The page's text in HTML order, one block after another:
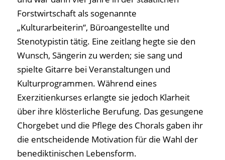
Forstwirtschaft als sogenannte
„Kulturarbeiterin“, Büroangestellte und
Stenotypistin tätig. Eine zeitlang hegte sie den
Wunsch, Sängerin zu werden; sie sang und
spielte Gitarre bei Veranstaltungen und
Kulturprogrammen. Während eines
Exerzitienkurses erlangte sie jedoch Klarheit
über ihre klösterliche Berufung. Das gesungene
Chorgebet und die Pflege des Chorals gaben ihr
die entscheidende Motivation für die Wahl der
benediktinischen Lebensform.